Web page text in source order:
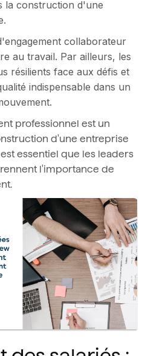
la construction d'une
collaborateur
au travail. Par ailleurs, les
résilients face aux défis et
indispensable dans un
professionnel est un
d'une entreprise
essentiel que les leaders
l'importance de